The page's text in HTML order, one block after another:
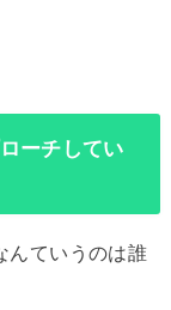
ーチしてい
んていうのは誰